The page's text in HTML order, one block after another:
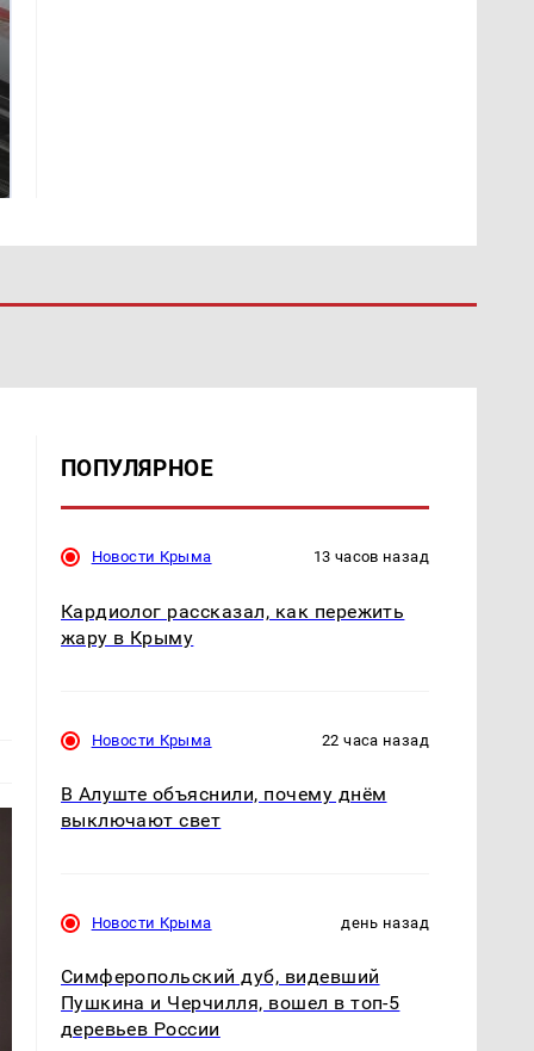
ПОПУЛЯРНОЕ
Новости Крыма 13 часов назад
Кардиолог рассказал, как пережить
жару в Крыму
Новости Крыма 22 часа назад
В Алуште объяснили, почему днём
выключают свет
Новости Крыма день назад
Симферопольский дуб, видевший
Пушкина и Черчилля, вошел в топ-5
деревьев России